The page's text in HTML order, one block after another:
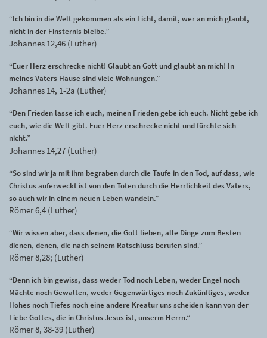
“Ich bin in die Welt gekommen als ein Licht, damit, wer an mich glaubt,
nicht in der Finsternis bleibe.”
Johannes 12,46 (Luther)
“Euer Herz erschrecke nicht! Glaubt an Gott und glaubt an mich! In
meines Vaters Hause sind viele Wohnungen.”
Johannes 14, 1-2a (Luther)
“Den Frieden lasse ich euch, meinen Frieden gebe ich euch. Nicht gebe ich
euch, wie die Welt gibt. Euer Herz erschrecke nicht und fürchte sich
nicht.”
Johannes 14,27 (Luther)
“So sind wir ja mit ihm begraben durch die Taufe in den Tod, auf dass, wie
Christus auferweckt ist von den Toten durch die Herrlichkeit des Vaters,
so auch wir in einem neuen Leben wandeln.”
Römer 6,4 (Luther)
“Wir wissen aber, dass denen, die Gott lieben, alle Dinge zum Besten
dienen, denen, die nach seinem Ratschluss berufen sind.”
Römer 8,28; (Luther)
“Denn ich bin gewiss, dass weder Tod noch Leben, weder Engel noch
Mächte noch Gewalten, weder Gegenwärtiges noch Zukünftiges, weder
Hohes noch Tiefes noch eine andere Kreatur uns scheiden kann von der
Liebe Gottes, die in Christus Jesus ist, unserm Herrn.”
Römer 8, 38-39 (Luther)